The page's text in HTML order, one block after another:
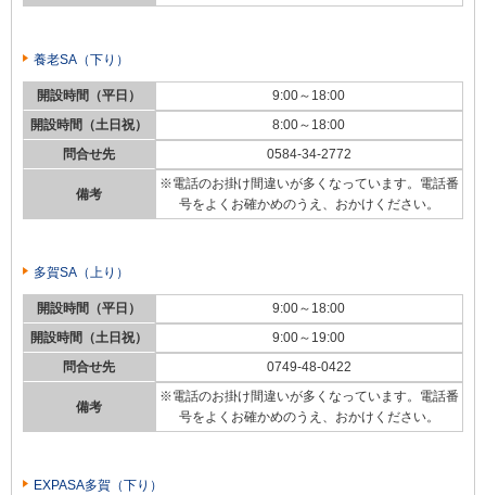
養老SA（下り）
開設時間（平日）
9:00～18:00
開設時間（土日祝）
8:00～18:00
問合せ先
0584-34-2772
備考
※電話のお掛け間違いが多くなっています。電話番
号をよくお確かめのうえ、おかけください。
多賀SA（上り）
開設時間（平日）
9:00～18:00
開設時間（土日祝）
9:00～19:00
問合せ先
0749-48-0422
備考
※電話のお掛け間違いが多くなっています。電話番
号をよくお確かめのうえ、おかけください。
EXPASA多賀（下り）